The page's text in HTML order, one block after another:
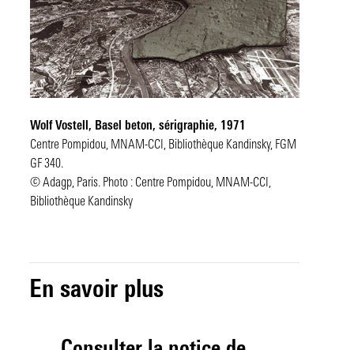
Wolf Vostell, Basel beton, sérigraphie, 1971
Centre Pompidou, MNAM-CCI, Bibliothèque Kandinsky, FGM
GF 340.
© Adagp, Paris. Photo : Centre Pompidou, MNAM-CCI,
Bibliothèque Kandinsky
En savoir plus